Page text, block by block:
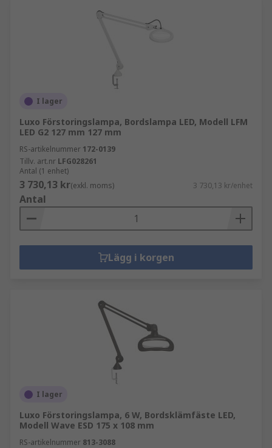
I lager
Luxo Förstoringslampa, Bordslampa LED, Modell LFM
LED G2 127 mm 127 mm
RS-artikelnummer 172-0139
Tillv. art.nr LFG028261
Antal (1 enhet)
3 730,13 kr(exkl. moms) 3 730,13 kr/enhet
Antal
Lägg i korgen
I lager
Luxo Förstoringslampa, 6 W, Bordsklämfäste LED,
Modell Wave ESD 175 x 108 mm
RS-artikelnummer 813-3088